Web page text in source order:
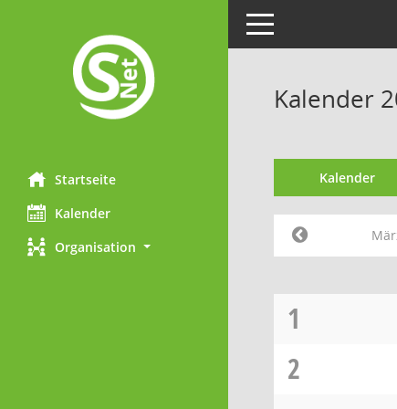
Startseite
Kalender
Organisation
Toggle navigation
Kalender
Kalender
1
2